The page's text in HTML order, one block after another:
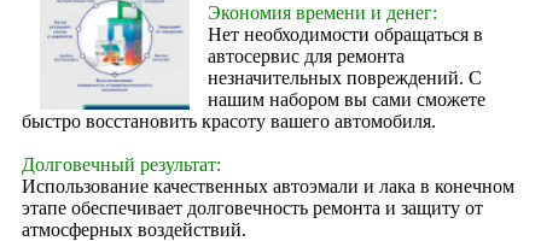
Экономия времени и денег:
Нет необходимости обращаться в
автосервис для ремонта
незначительных повреждений. С
нашим набором вы сами сможете
быстро восстановить красоту вашего автомобиля.
Долговечный результат:
Использование качественных автоэмали и лака в конечном
этапе обеспечивает долговечность ремонта и защиту от
атмосферных воздействий.